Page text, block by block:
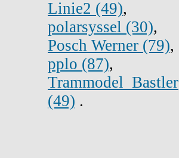
Linie2 (49),
polarsyssel (30),
Posch Werner (79),
pplo (87),
Trammodel_Bastler
(49) .